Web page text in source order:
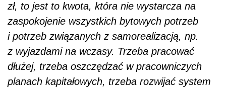
zł, to jest to kwota, która nie wystarcza na
zaspokojenie wszystkich bytowych potrzeb
i potrzeb związanych z samorealizacją, np.
z wyjazdami na wczasy. Trzeba pracować
dłużej, trzeba oszczędzać w pracowniczych
planach kapitałowych, trzeba rozwijać system